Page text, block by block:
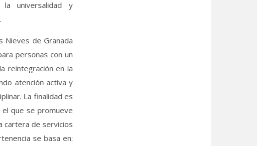
universalidad y
Nieves de Granada
personas con un
reintegración en la
atención activa y
La finalidad es
que se promueve
cartera de servicios
se basa en: